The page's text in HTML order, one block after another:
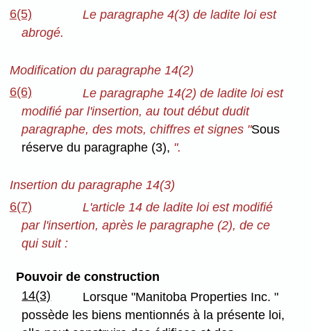
6(5)
Le paragraphe 4(3) de ladite loi est
abrogé.
Modification du paragraphe 14(2)
6(6)
Le paragraphe 14(2) de ladite loi est
modifié par l'insertion, au tout début dudit
paragraphe, des mots, chiffres et signes "Sous
réserve du paragraphe (3), ".
Insertion du paragraphe 14(3)
6(7)
L'article 14 de ladite loi est modifié
par l'insertion, après le paragraphe (2), de ce
qui suit :
Pouvoir de construction
14(3)
Lorsque "Manitoba Properties Inc. "
possède les biens mentionnés à la présente loi,